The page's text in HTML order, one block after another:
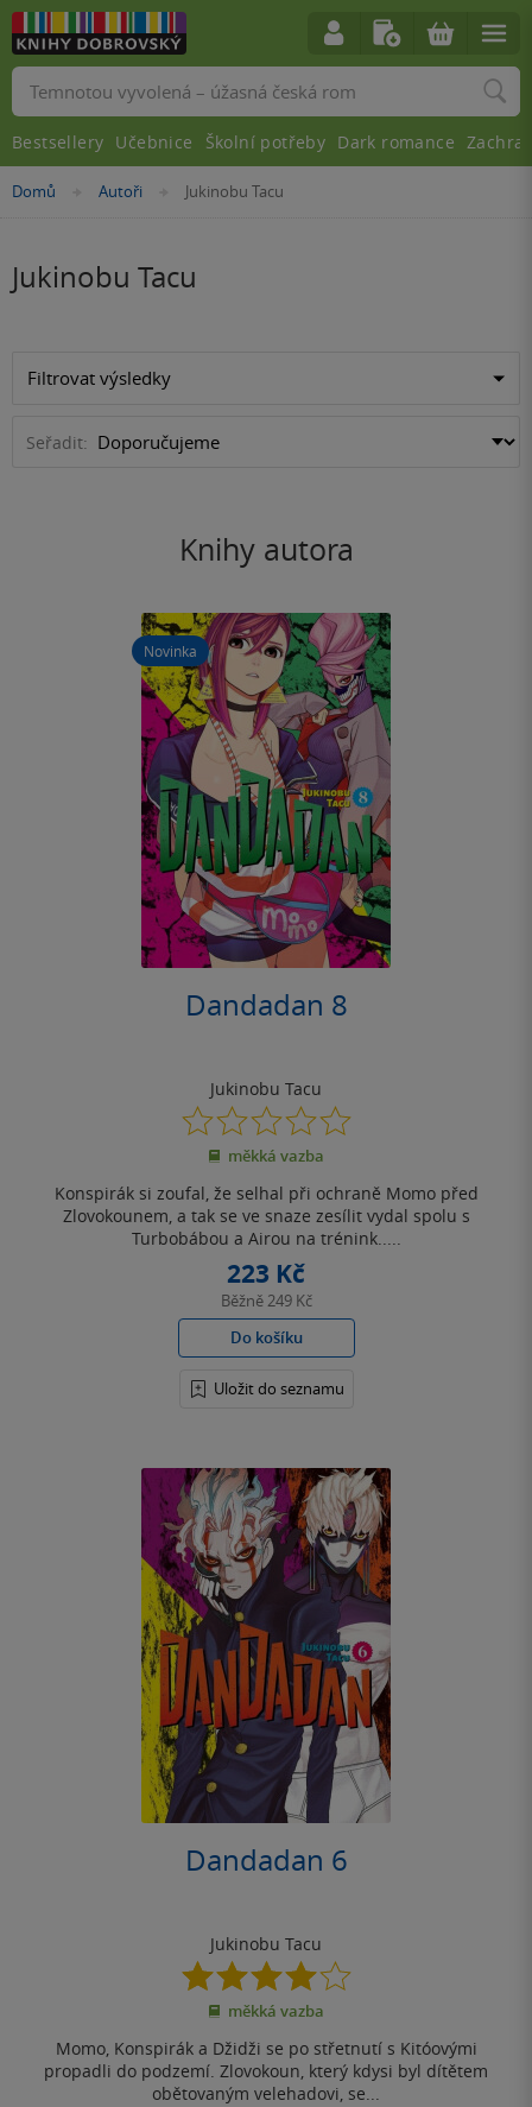
Nacházíte
Domů »Autoři »Jukinobu Tacu
Jukinobu Tacu
Filtrovat výsledky
Seřadit:
Knihy autora
Novinka
Dandadan 8
Jukinobu Tacu
0.0
z
5
měkká vazba
Konspirák si zoufal, že selhal při ochraně Momo před
Zlovokounem, a tak se ve snaze zesílit vydal spolu s
Turbobábou a Airou na trénink.....
223 Kč
Běžně249 Kč
Do košíku
Uložit do seznamu
Dandadan 6
Jukinobu Tacu
4.0
z
5
měkká vazba
Momo, Konspirák a Džidži se po střetnutí s Kitóovými
propadli do podzemí. Zlovokoun, který kdysi byl dítětem
obětovaným velehadovi, se...
Vyhledávání
Bestsellery Učebnice Školní potřeby Dark romance